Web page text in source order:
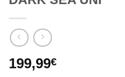
199,99€